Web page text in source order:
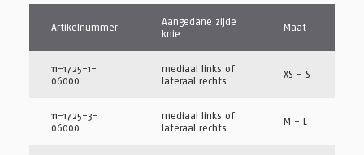
Artikelnummer
Aangedane zijde
knie
Maat
11-1725-1-
06000
mediaal links of
lateraal rechts
XS - S
11-1725-3-
06000
mediaal links of
lateraal rechts
M - L